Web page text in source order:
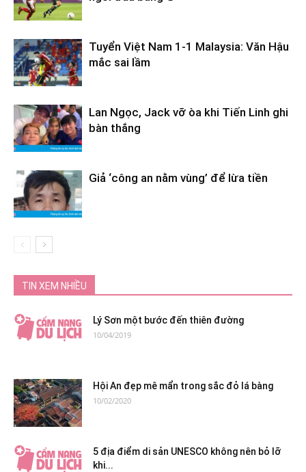
Tuyển Việt Nam 1-1 Malaysia: Văn Hậu
mắc sai lầm
Lan Ngọc, Jack vỡ òa khi Tiến Linh ghi
bàn thắng
Giả ‘công an nằm vùng’ để lừa tiền
TIN XEM NHIỀU
Lý Sơn một bước đến thiên đường
10/04/2019
Hội An đẹp mê mẩn trong sắc đỏ lá bàng
10/02/2020
5 địa điểm di sản UNESCO không nên bỏ lỡ
khi...